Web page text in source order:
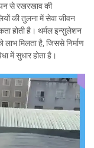
से रखरखाव की
की तुलना में सेवा जीवन
होती है। थर्मल इन्सुलेशन
लाभ मिलता है, जिससे निर्माण
में सुधार होता है।